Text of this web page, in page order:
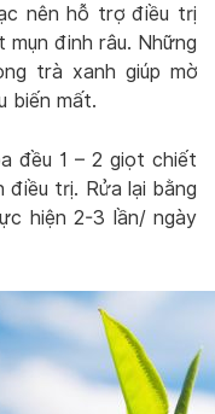
nên hỗ trợ điều trị
mụn đinh râu. Những
trà xanh giúp mờ
biến mất.
đều 1 – 2 giọt chiết
trị. Rửa lại bằng
hiện 2-3 lần/ ngày